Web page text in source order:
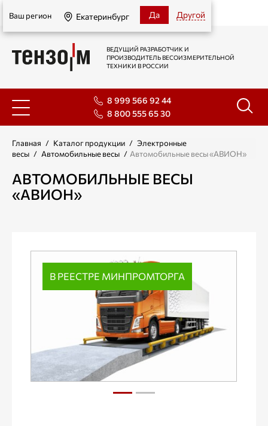
Екатеринбург
Ваш регион Екатеринбург Да Другой
ВЕДУЩИЙ РАЗРАБОТЧИК И
ПРОИЗВОДИТЕЛЬ ВЕСОИЗМЕРИТЕЛЬНОЙ
ТЕХНИКИ В РОССИИ
8 999 566 92 44
8 800 555 65 30
Главная / Каталог продукции / Электронные
весы / Автомобильные весы / Автомобильные весы «АВИОН»
АВТОМОБИЛЬНЫЕ ВЕСЫ
«АВИОН»
В РЕЕСТРЕ МИНПРОМТОРГА